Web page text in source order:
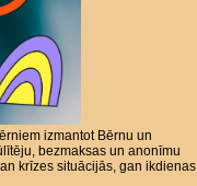
izmantot Bērnu un
bezmaksas un anonīmu
krīzes situācijās, gan ikdienas